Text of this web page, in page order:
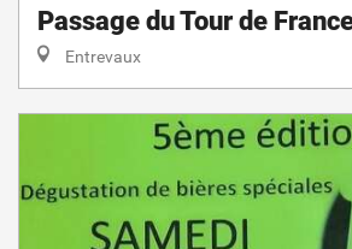
Passage du Tour de
Entrevaux